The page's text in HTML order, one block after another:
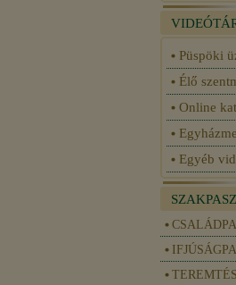
Püspöki
Élő
Online
Egyéb